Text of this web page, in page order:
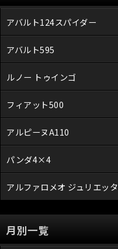
アバルト124スパイダー
アバルト595
ルノー トゥインゴ
フィアット500
アルピーヌA110
パンダ4×4
アルファロメオ ジュリエッタ
月別一覧